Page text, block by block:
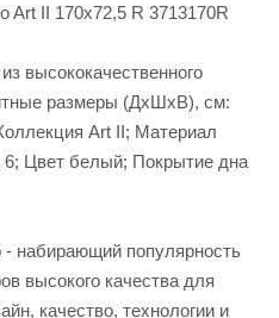
Art II 170х72,5 R 3713170R
высококачественного
размеры (ДхШхВ), см:
Art II; Материал
Цвет белый; Покрытие дна
- набирающий популярность
высокого качества для
качество, технологии и